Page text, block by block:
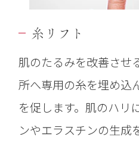
糸リフト
肌のたるみを改善させ
所へ専用の糸を埋め込
を促します。肌のハリ
ンやエラスチンの生成